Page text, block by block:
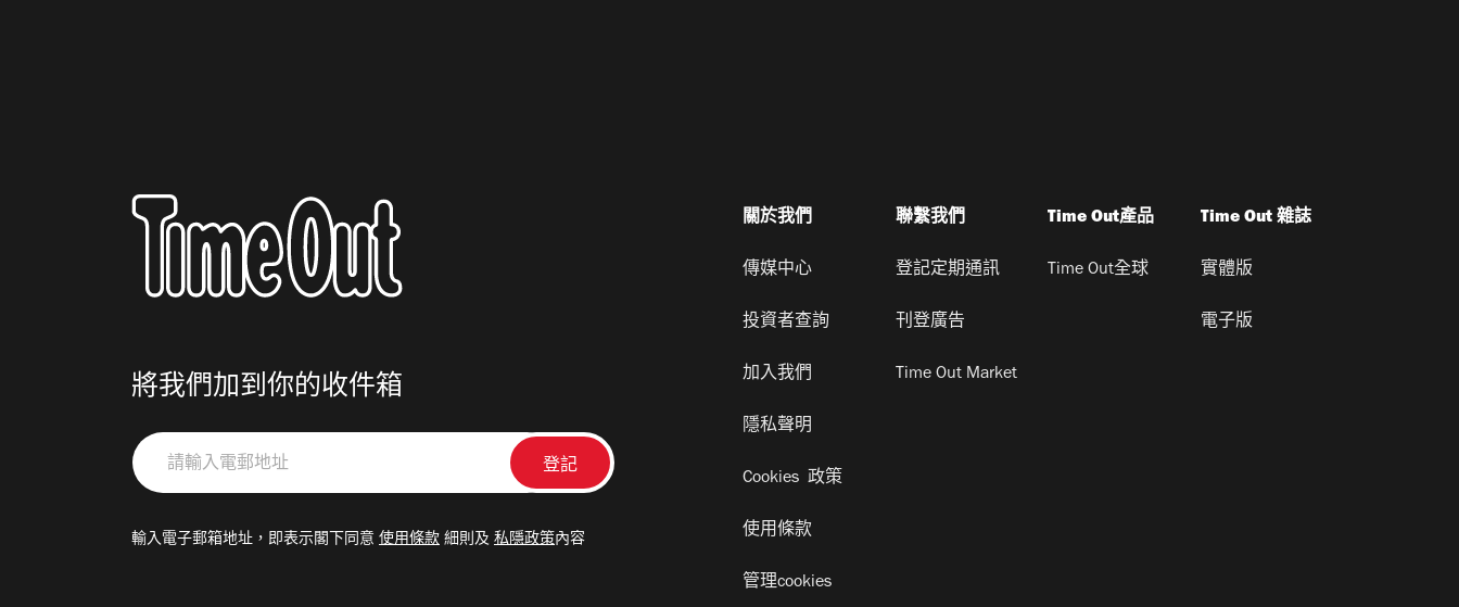
將我們加到你的收件箱
請
輸
郵
輸入電子郵箱地址，即表示閣下同意 使用條款 細則及 私隱政策內容
關於我們
傳媒中心
投資者查詢
加入我們
隱私聲明
Cookies 政策
使用條款
管理cookies
聯繫我們
登記定期通訊
刊登廣告
Time Out Market
Time Out產品
Time Out全球
Time Out 雜誌
實體版
電子版